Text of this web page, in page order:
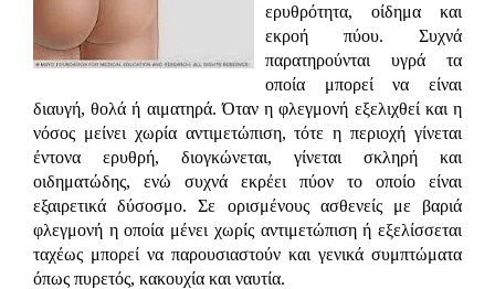
ερυθρότητα, οίδημα και
εκροή πύου. Συχνά
παρατηρούνται υγρά τα
οποία μπορεί να είναι
διαυγή, θολά ή αιματηρά. Όταν η φλεγμονή εξελιχθεί και η
νόσος μείνει χωρία αντιμετώπιση, τότε η περιοχή γίνεται
έντονα ερυθρή, διογκώνεται, γίνεται σκληρή και
οιδηματώδης, ενώ συχνά εκρέει πύον το οποίο είναι
εξαιρετικά δύσοσμο. Σε ορισμένους ασθενείς με βαριά
φλεγμονή η οποία μένει χωρίς αντιμετώπιση ή εξελίσσεται
ταχέως μπορεί να παρουσιαστούν και γενικά συμπτώματα
όπως πυρετός, κακουχία και ναυτία.